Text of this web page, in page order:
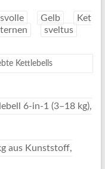
Gelb
Ket
sveltus
Kettlebells
6-in-1 (3–18 kg),
aus Kunststoff,